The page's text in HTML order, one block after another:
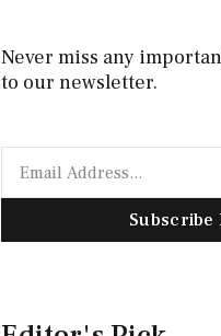
Never miss any
to our newsletter.
Subscribe